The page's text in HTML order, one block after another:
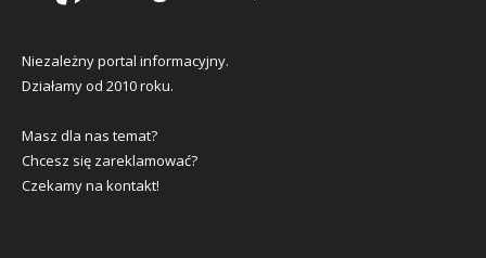
Niezależny portal informacyjny.
Działamy od 2010 roku.
Masz dla nas temat?
Chcesz się zareklamować?
Czekamy na kontakt!